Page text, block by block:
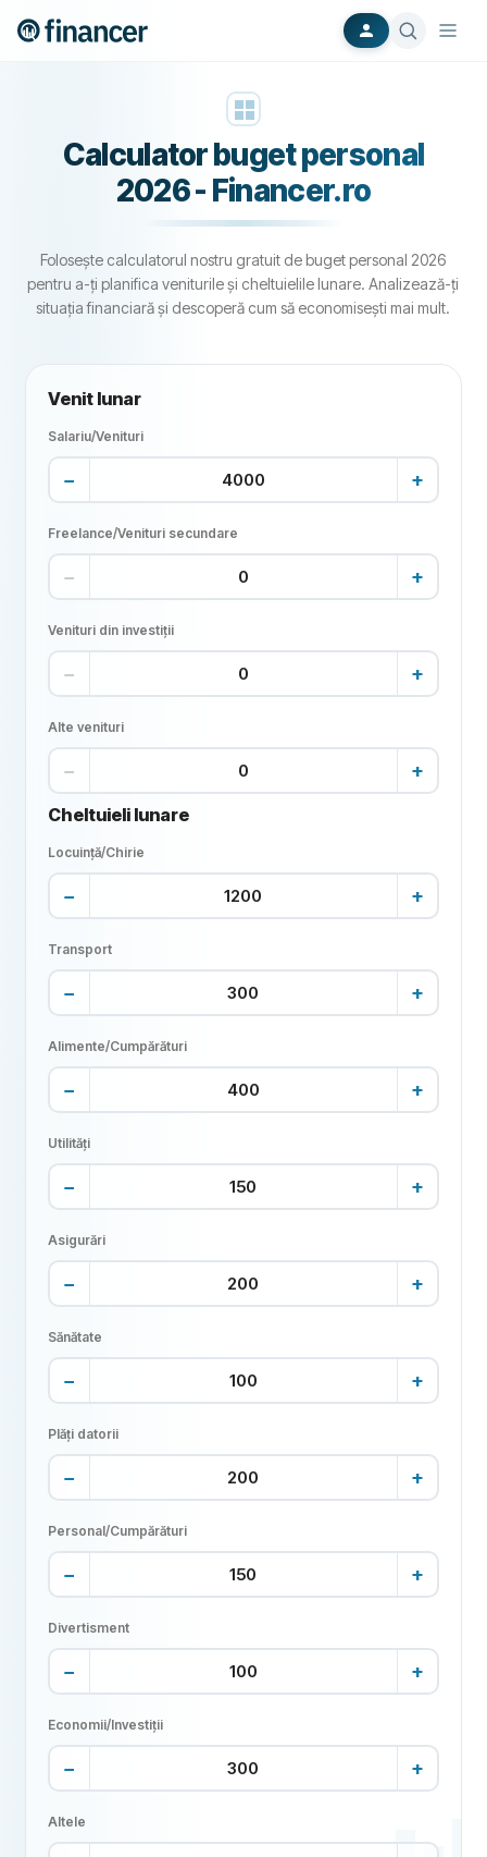
Calculator buget personal
2026 - Financer.ro
Folosește calculatorul nostru gratuit de buget personal 2026
pentru a-ți planifica veniturile și cheltuielile lunare. Analizează-ți
situația financiară și descoperă cum să economisești mai mult.
Venit lunar
Salariu/Venituri
− +
Freelance/Venituri secundare
− +
Venituri din investiții
− +
Alte venituri
− +
Cheltuieli lunare
Locuință/Chirie
− +
Transport
− +
Alimente/Cumpărături
− +
Utilități
− +
Asigurări
− +
Sănătate
− +
Plăți datorii
− +
Personal/Cumpărături
− +
Divertisment
− +
Economii/Investiții
− +
Altele